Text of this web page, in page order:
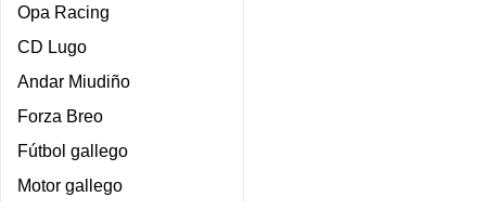
Opa Racing
CD Lugo
Andar Miudiño
Forza Breo
Fútbol gallego
Motor gallego